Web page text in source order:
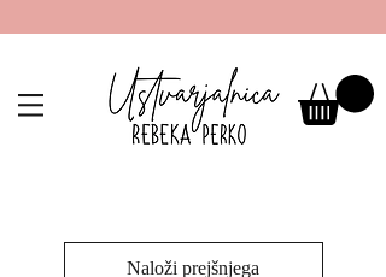
Naloži prejšnjega